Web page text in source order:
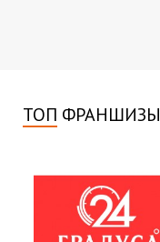
ТОП ФРАНШИЗЫ